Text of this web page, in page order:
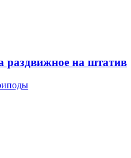
раздвижное на штатив